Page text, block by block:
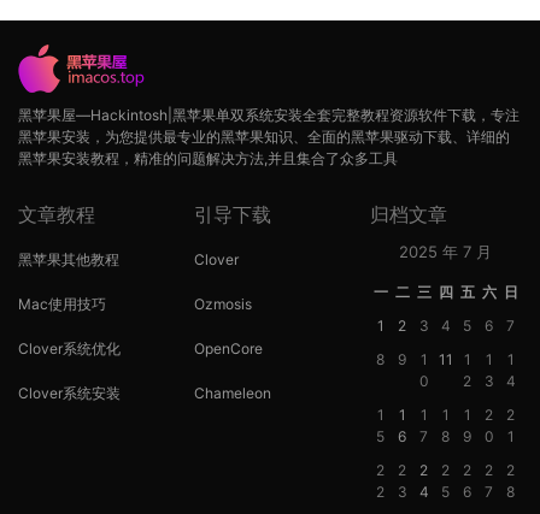
黑苹果屋—Hackintosh|黑苹果单双系统安装全套完整教程资源软件下载，专注
黑苹果安装，为您提供最专业的黑苹果知识、全面的黑苹果驱动下载、详细的
黑苹果安装教程，精准的问题解决方法,并且集合了众多工具
文章教程
黑苹果其他教程
Mac使用技巧
Clover系统优化
Clover系统安装
引导下载
Clover
Ozmosis
OpenCore
Chameleon
归档文章
2025 年 7 月
一 二 三 四 五 六 日
1
2 3 4 5 6
7
8
9
1
0
11
1
2
1
3
1
4
1
5
1
6
1
7
1
8
1
9
2
0
2
1
2
2
2
3
2
4
2
5
2
6
2
7
2
8